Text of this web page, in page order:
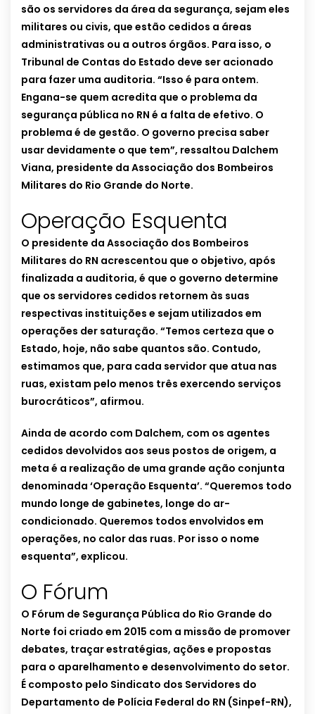
são os servidores da área da segurança, sejam eles
militares ou civis, que estão cedidos a áreas
administrativas ou a outros órgãos. Para isso, o
Tribunal de Contas do Estado deve ser acionado
para fazer uma auditoria. “Isso é para ontem.
Engana-se quem acredita que o problema da
segurança pública no RN é a falta de efetivo. O
problema é de gestão. O governo precisa saber
usar devidamente o que tem”, ressaltou Dalchem
Viana, presidente da Associação dos Bombeiros
Militares do Rio Grande do Norte.
Operação Esquenta
O presidente da Associação dos Bombeiros
Militares do RN acrescentou que o objetivo, após
finalizada a auditoria, é que o governo determine
que os servidores cedidos retornem às suas
respectivas instituições e sejam utilizados em
operações der saturação. “Temos certeza que o
Estado, hoje, não sabe quantos são. Contudo,
estimamos que, para cada servidor que atua nas
ruas, existam pelo menos três exercendo serviços
burocráticos”, afirmou.
Ainda de acordo com Dalchem, com os agentes
cedidos devolvidos aos seus postos de origem, a
meta é a realização de uma grande ação conjunta
denominada ‘Operação Esquenta’. “Queremos todo
mundo longe de gabinetes, longe do ar-
condicionado. Queremos todos envolvidos em
operações, no calor das ruas. Por isso o nome
esquenta”, explicou.
O Fórum
O Fórum de Segurança Pública do Rio Grande do
Norte foi criado em 2015 com a missão de promover
debates, traçar estratégias, ações e propostas
para o aparelhamento e desenvolvimento do setor.
É composto pelo Sindicato dos Servidores do
Departamento de Polícia Federal do RN (Sinpef-RN),